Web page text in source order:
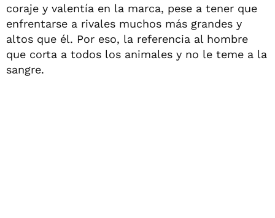
coraje y valentía en la marca, pese a tener que
enfrentarse a rivales muchos más grandes y
altos que él. Por eso, la referencia al hombre
que corta a todos los animales y no le teme a la
sangre.